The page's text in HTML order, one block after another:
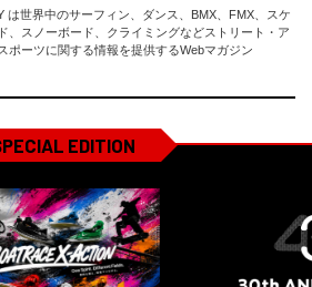
は世界中のサーフィン、ダンス、BMX、FMX、スケ
、スノーボード、クライミングなどストリート・ア
ポーツに関する情報を提供するWebマガジン
EDITION